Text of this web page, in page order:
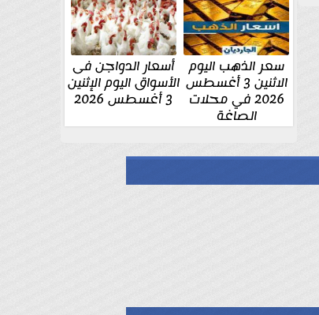
سعر الذهب اليوم
الاثنين 3 أغسطس
2026 في محلات
الصاغة
أسعار الدواجن فى
الأسواق اليوم الإثنين
3 أغسطس 2026